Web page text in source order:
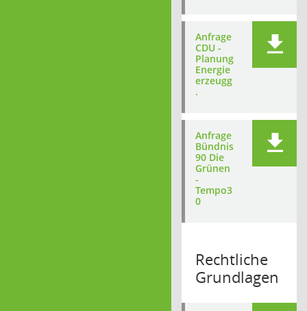
Anfrage
CDU -
Planung
Energie
erzeugg
.
Anfrage
Bündnis
90 Die
Grünen
-
Tempo3
0
Rechtliche
Grundlagen